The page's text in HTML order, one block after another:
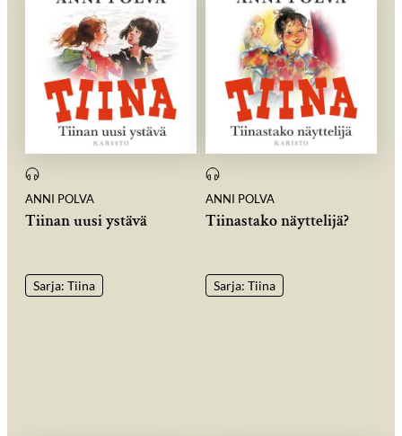
ANNI POLVA
Tiinan uusi ystävä
Sarja: Tiina
ANNI POLVA
Tiinastako näyttelijä?
Sarja: Tiina